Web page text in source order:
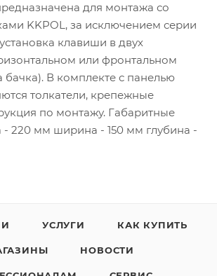
для монтажа со
KKPOL, за исключением серии
клавиши в двух
или фронтальном
бачка). В комплекте с панелью
толкатели, крепежные
по монтажу. Габаритные
- 220 мм ширина - 150 мм глубина -
УСЛУГИ КАК КУПИТЬ
НОВОСТИ